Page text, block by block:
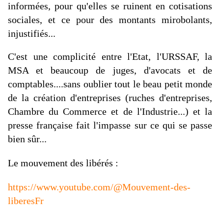
informées, pour qu'elles se ruinent en cotisations
sociales, et ce pour des montants mirobolants,
injustifiés...
C'est une complicité entre l'Etat, l'URSSAF, la
MSA et beaucoup de juges, d'avocats et de
comptables....sans oublier tout le beau petit monde
de la création d'entreprises (ruches d'entreprises,
Chambre du Commerce et de l'Industrie...) et la
presse française fait l'impasse sur ce qui se passe
bien sûr...
Le mouvement des libérés :
https://www.youtube.com/@Mouvement-des-
liberesFr